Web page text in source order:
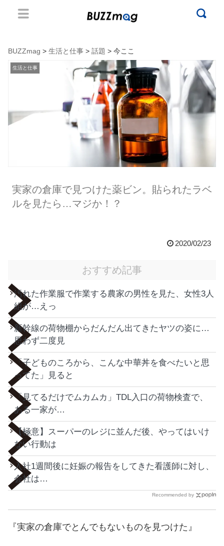
BUZZmag > 生活と仕事 > 話題 > 今ここ
生活と仕事
実家の倉庫で見つけた薬ビン。貼られたラベ
ルを見たら…マジか！？
2020/02/23
おすすめ記事
汚れた作業服で作業する農家の男性を見た、女性3人
組が…えっ
新幹線の荷物棚からだんだん出てきたヤツの姿に…
思わず二度見
「子どものころから、こんな中華丼を食べたいと思
ってた」見ると
「見てるだけでムカムカ」TDL入口の荷物検査で、
ある一家が…
【極意】スーパーのレジに並んだ後、やってはいけ
ない行動は
入社1週間後に妊娠の報告をしてきた看護師に対し、
会社は…
Recommended by
『実家の倉庫でとんでもないものを見つけた』